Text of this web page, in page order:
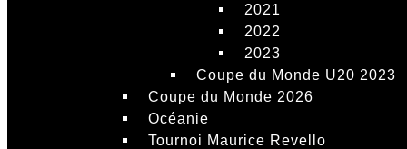
2021
2022
2023
Coupe du Monde U20 2023
Coupe du Monde 2026
Océanie
Tournoi Maurice Revello